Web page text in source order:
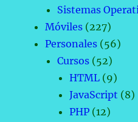
Sistemas
Móviles (227)
Personales (56)
Cursos (52)
HTML (9)
JavaScript (8)
PHP (12)